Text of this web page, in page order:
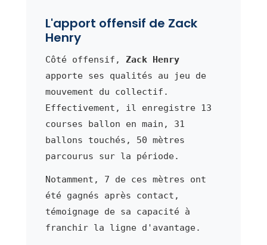
L'apport offensif de Zack
Henry
Côté offensif, Zack Henry
apporte ses qualités au jeu de
mouvement du collectif.
Effectivement, il enregistre 13
courses ballon en main, 31
ballons touchés, 50 mètres
parcourus sur la période.
Notamment, 7 de ces mètres ont
été gagnés après contact,
témoignage de sa capacité à
franchir la ligne d'avantage.